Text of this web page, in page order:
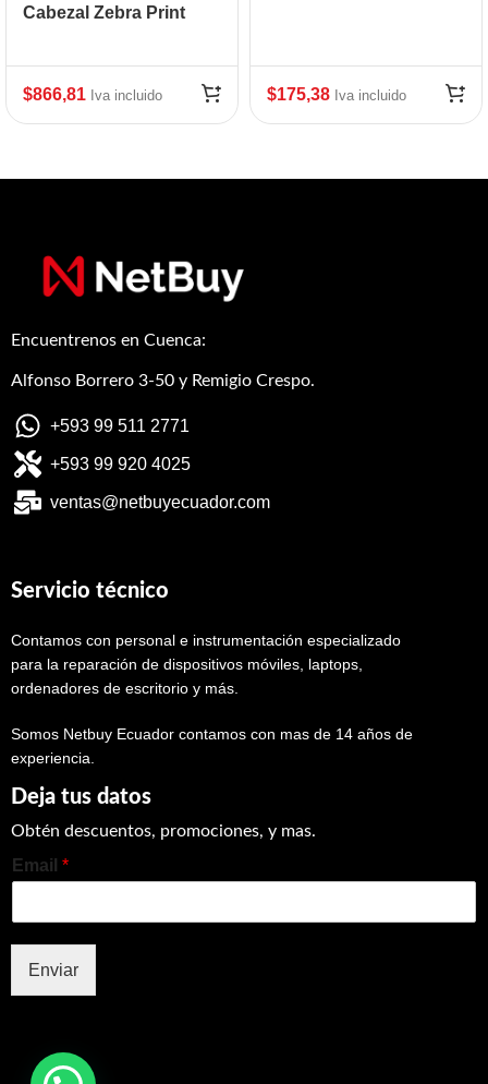
Cabezal Zebra Print
$866,81 Iva incluido $175,38 Iva incluido
Encuentrenos en Cuenca:
Alfonso Borrero 3-50 y Remigio Crespo.
+593 99 511 2771
+593 99 920 4025
ventas@netbuyecuador.com
Servicio técnico
Contamos con personal e instrumentación especializado
para la reparación de dispositivos móviles, laptops,
ordenadores de escritorio y más.
Somos Netbuy Ecuador contamos con mas de 14 años de
experiencia.
Deja tus datos
Obtén descuentos, promociones, y mas.
Email *
Enviar